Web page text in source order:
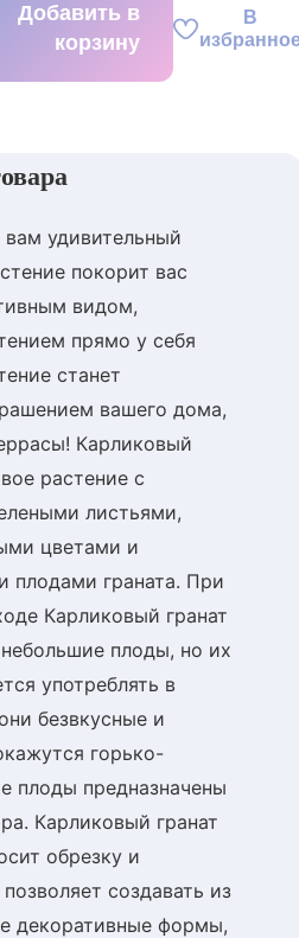
Добавить в
корзину
В
удивительный
покорит вас
видом,
прямо у себя
станет
вашего дома,
Карликовый
растение с
листьями,
цветами и
плодами граната. При
Карликовый гранат
плоды, но их
употреблять в
безвкусные и
горько-
плоды предназначены
Карликовый гранат
обрезку и
создавать из
декоративные формы,